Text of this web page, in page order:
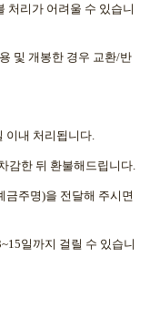
처리가 어려울 수 있습니
및 개봉한 경우 교환/반
이내 처리됩니다.
감한 뒤 환불해드립니다.
금주명)을 전달해 주시면
일까지 걸릴 수 있습니